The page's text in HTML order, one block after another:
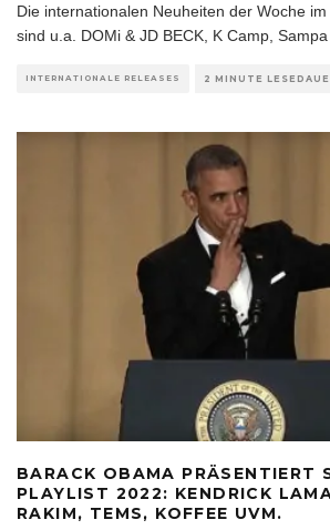
Die internationalen Neuheiten der Woche
sind u.a. DOMi & JD BECK, K Camp,
INTERNATIONALE RELEASES 2 MINUTE
BARACK OBAMA PRÄSENTIERT
PLAYLIST 2022: KENDRICK
RAKIM, TEMS, KOFFEE UVM.